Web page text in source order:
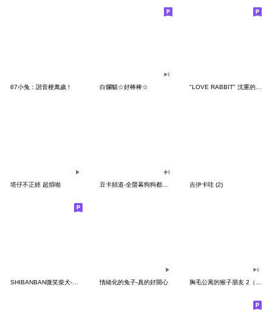
87小兔：諧音梗萬歲 ! 白爛貓☆好棒棒☆ "LOVE RABBIT" 沈重的愛 台灣版
塔仔不正經 超煩啪 吉伊卡哇 (2)
SHIBANBAN微笑柴犬-廢柴寶寶日常 情緒化的兔子-真的好開心 胸毛公寓的猴子朋友 2（有聲動態）